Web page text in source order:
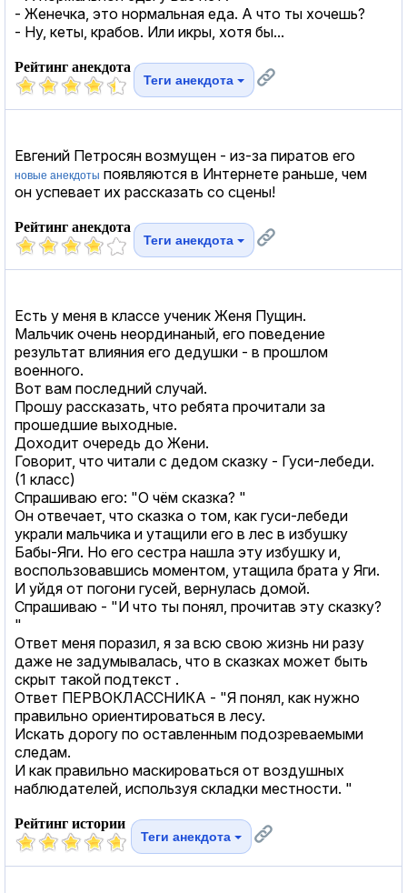
- Женечка, это нормальная еда. А что ты хочешь?
- Ну, кеты, крабов. Или икры, хотя бы...
Рейтинг анекдота
Теги анекдота
Евгений Петросян возмущен - из-за пиратов его
новые анекдоты появляются в Интернете раньше, чем
он успевает их рассказать со сцены!
Рейтинг анекдота
Теги анекдота
Есть у меня в классе ученик Женя Пущин.
Мальчик очень неординаный, его поведение
результат влияния его дедушки - в прошлом
военного.
Вот вам последний случай.
Прошу рассказать, что ребята прочитали за
прошедшие выходные.
Доходит очередь до Жени.
Говорит, что читали с дедом сказку - Гуси-лебеди.
(1 класс)
Спрашиваю его: "О чём сказка? "
Он отвечает, что сказка о том, как гуси-лебеди
украли мальчика и утащили его в лес в избушку
Бабы-Яги. Но его сестра нашла эту избушку и,
воспользовавшись моментом, утащила брата у Яги.
И уйдя от погони гусей, вернулась домой.
Спрашиваю - "И что ты понял, прочитав эту сказку?
"
Ответ меня поразил, я за всю свою жизнь ни разу
даже не задумывалась, что в сказках может быть
скрыт такой подтекст .
Ответ ПЕРВОКЛАССНИКА - "Я понял, как нужно
правильно ориентироваться в лесу.
Искать дорогу по оставленным подозреваемыми
следам.
И как правильно маскироваться от воздушных
наблюдателей, используя складки местности. "
Рейтинг истории
Теги анекдота